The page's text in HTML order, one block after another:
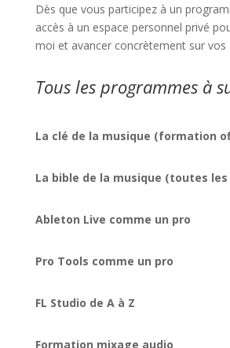
Dès que vous participez à un
accès à un espace personnel privé
moi et avancer concrètement sur vos
Tous les programmes à
La clé de la musique (formation
La bible de la musique (toutes
Ableton Live comme un pro
Pro Tools comme un pro
FL Studio de A à Z
Formation mixage audio